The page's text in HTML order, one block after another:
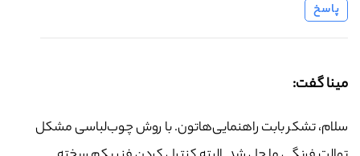
پاسخ
مینا گفت:
سلام، تشکر بابت راهنمایی‌هاتون. با روش چوب‌لباسی مشکل